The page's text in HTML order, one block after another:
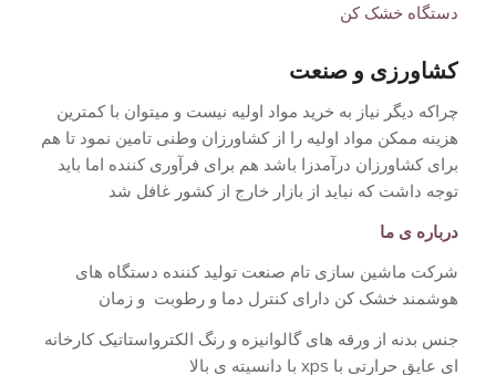
دستگاه خشک کن
کشاورزی و صنعت
چراکه دیگر نیاز به خرید مواد اولیه نیست و میتوان با کمترین
هزینه ممکن مواد اولیه را از کشاورزان وطنی تامین نمود تا هم
برای کشاورزان درآمدزا باشد هم برای فرآوری کننده اما باید
توجه داشت که نباید از بازار خارج از کشور غافل شد
درباره ی ما
شرکت ماشین سازی تام صنعت تولید کننده دستگاه های
هوشمند خشک کن دارای کنترل دما و رطوبت و زمان
جنس بدنه از ورقه های گالوانیزه و رنگ الکترواستاتیک کارخانه
ای عایق حرارتی با xps با دانسیته ی بالا